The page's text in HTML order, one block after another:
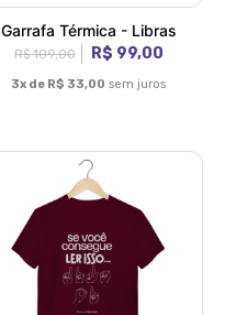
Garrafa Térmica - Libras
R$ 109,00 R$ 99,00
3x de R$ 33,00 sem juros